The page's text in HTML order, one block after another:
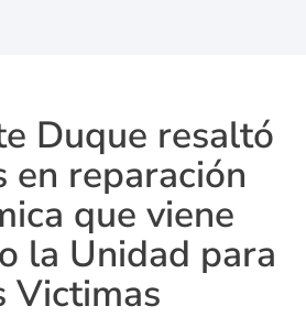
Duque resaltó
en reparación
que viene
la Unidad para
Victimas